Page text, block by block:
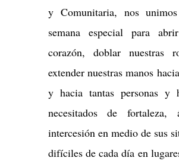
y Comunitaria, nos
semana especial para
corazón, doblar nuestras
extender nuestras manos
y hacia tantas personas y
necesitados de fortaleza,
intercesión en medio de sus
difíciles de cada día en